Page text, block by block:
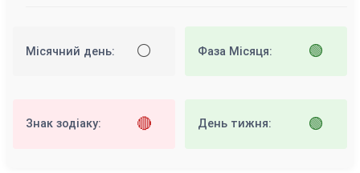
Місячний день: ⚪ Фаза Місяця: 🟢
Знак зодіаку: 🔴 День тижня: 🟢